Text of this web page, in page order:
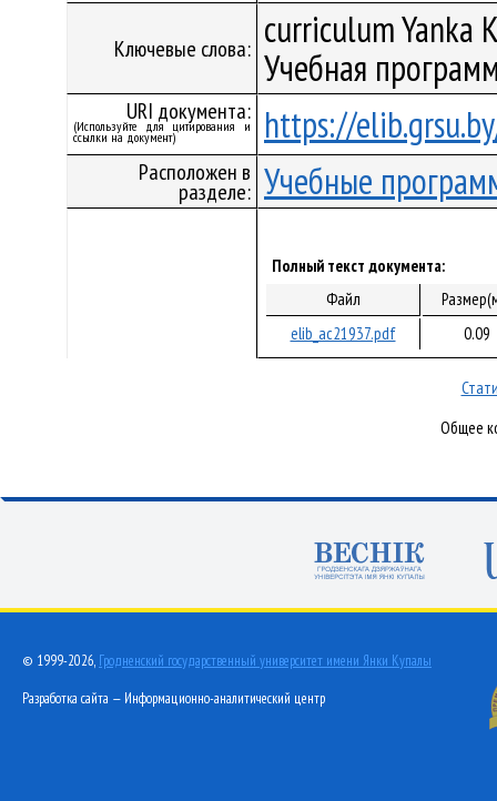
Ключевые слова: curriculum Yanka
Учебная
URI документа:
(Используйте для цитирования и
ссылки на документ) https://
Расположен в
разделе: Учебные
Полный текст документа:
Файл
elib_ac21937.pdf
0.09
Общее
© 1999-2026, Гродненский государственный университет имени Янки Купалы
Разработка сайта — Информационно-аналитический центр